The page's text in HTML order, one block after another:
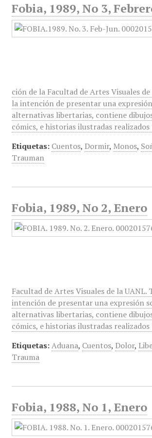
Fobia, 1989, No 3,
ción de la Facultad de Artes Visuales
la intención de presentar una
alternativas libertarias, contiene
cómics, e historias ilustradas
Etiquetas: Cuentos, Dormir, Monos,
Trauman
Fobia, 1989, No 2, Enero
Facultad de Artes Visuales de la UANL.
intención de presentar una expresión
alternativas libertarias, contiene
cómics, e historias ilustradas
Etiquetas: Aduana, Cuentos, Dolor,
Trauma
Fobia, 1988, No 1, Enero